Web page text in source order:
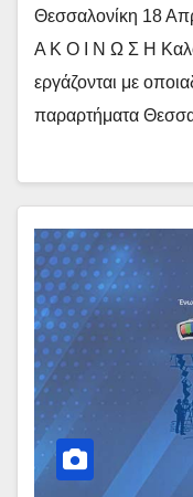
Θεσσαλονίκη 18
Α Κ Ο Ι Ν Ω Σ Η
εργάζονται με
παραρτήματα